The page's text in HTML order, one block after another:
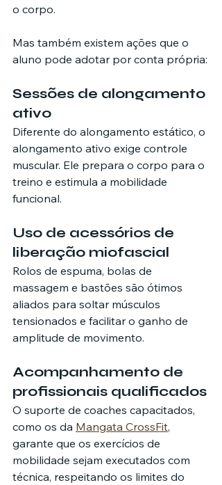
o corpo.
Mas também existem ações que o
aluno pode adotar por conta própria:
Sessões de alongamento
ativo
Diferente do alongamento estático, o
alongamento ativo exige controle
muscular. Ele prepara o corpo para o
treino e estimula a mobilidade
funcional.
Uso de acessórios de
liberação miofascial
Rolos de espuma, bolas de
massagem e bastões são ótimos
aliados para soltar músculos
tensionados e facilitar o ganho de
amplitude de movimento.
Acompanhamento de
profissionais qualificados
O suporte de coaches capacitados,
como os da Mangata CrossFit,
garante que os exercícios de
mobilidade sejam executados com
técnica, respeitando os limites do